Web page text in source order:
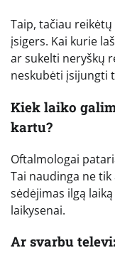
Taip, tačiau
įsigers. Kai kurie
ar sukelti neryškų
neskubėti įsijungti
Kiek laiko
kartu?
Oftalmologai
Tai naudinga ne
sėdėjimas ilgą
laikysenai.
Ar svarbu